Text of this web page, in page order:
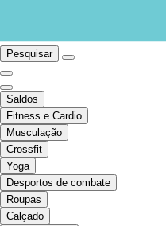
Pesquisar
Saldos
Fitness e Cardio
Musculação
Crossfit
Yoga
Desportos de combate
Roupas
Calçado